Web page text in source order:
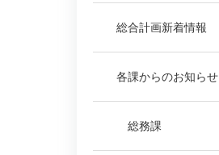
総合計画新着情報
各課からのお知らせ
総務課